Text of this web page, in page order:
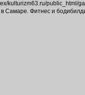
kulturizm63.ru/public_html/